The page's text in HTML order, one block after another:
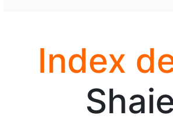
Index